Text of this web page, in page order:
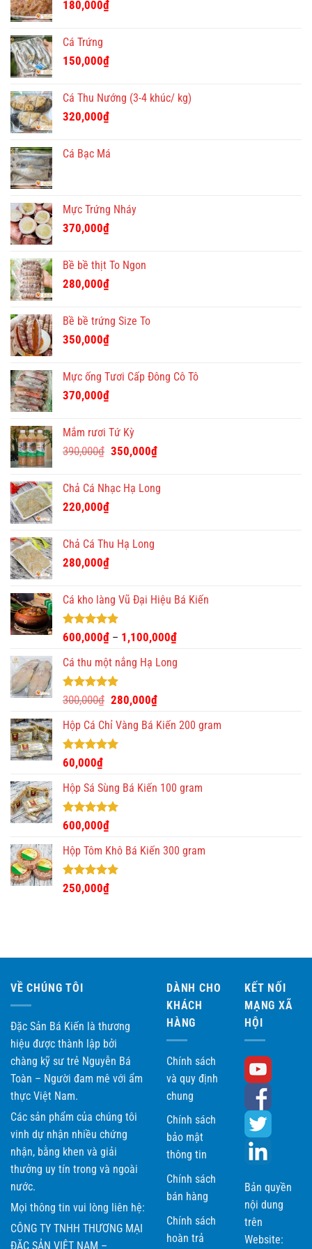
180,000₫
Cá Trứng
150,000₫
Cá Thu Nướng (3-4 khúc/ kg)
320,000₫
Cá Bạc Má
Mực Trứng Nháy
370,000₫
Bề bề thịt To Ngon
280,000₫
Bề bề trứng Size To
350,000₫
Mực ống Tươi Cấp Đông Cô Tô
370,000₫
Mắm rươi Tứ Kỳ
390,000₫ Giá
390,000₫.
350,000₫Giá
là:
Chả Cá Nhạc Hạ Long
220,000₫
Chả Cá Thu Hạ Long
280,000₫
Cá kho làng Vũ Đại Hiệu Bá Kiến
Được xếp
hạng
4.93
5 sao
600,000₫ – 1,100,000₫
Cá thu một nắng Hạ Long
Được xếp
hạng
5.00
5 sao
300,000₫ Giá
là:
300,000₫.
280,000₫Giá
tại
Hộp Cá Chỉ Vàng Bá Kiến 200 gram
Được xếp
hạng
5.00
5 sao
60,000₫
Hộp Sá Sùng Bá Kiến 100 gram
Được xếp
hạng
5.00
5 sao
600,000₫
Hộp Tôm Khô Bá Kiến 300 gram
Được xếp
hạng
5.00
250,000₫
VỀ CHÚNG TÔI
Đặc Sản Bá Kiến là thương
hiệu được thành lập bởi
chàng kỹ sư trẻ Nguyễn Bá
Toàn – Người đam mê với ẩm
thực Việt Nam.
Các sản phẩm của chúng tôi
vinh dự nhận nhiều chứng
nhận, bằng khen và giải
thưởng uy tín trong và ngoài
nước.
Mọi thông tin vui lòng liên hệ:
CÔNG TY TNHH THƯƠNG MẠI
ĐẶC SẢN VIỆT NAM –
DÀNH CHO
KHÁCH
HÀNG
Chính sách
và quy định
chung
Chính sách
bảo mật
thông tin
Chính sách
bán hàng
Chính sách
hoàn trả
KẾT NỐI
MẠNG XÃ
HỘI
Bản quyền
nội dung
trên
Website: